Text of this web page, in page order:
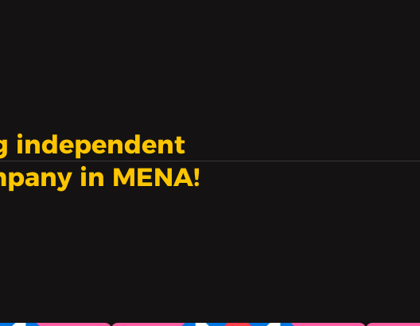
independent
in MENA!